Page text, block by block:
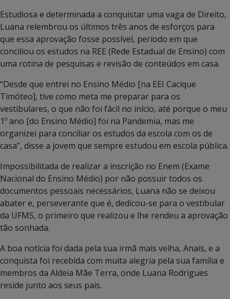
Estudiosa e determinada a conquistar uma vaga de Direito,
Luana relembrou os últimos três anos de esforços para
que essa aprovação fosse possível, período em que
conciliou os estudos na REE (Rede Estadual de Ensino) com
uma rotina de pesquisas e revisão de conteúdos em casa.
“Desde que entrei no Ensino Médio [na EEI Cacique
Timóteo], tive como meta me preparar para os
vestibulares, o que não foi fácil no início, até porque o meu
1º ano [do Ensino Médio] foi na Pandemia, mas me
organizei para conciliar os estudos da escola com os de
casa”, disse a jovem que sempre estudou em escola pública.
Impossibilitada de realizar a inscrição no Enem (Exame
Nacional do Ensino Médio) por não possuir todos os
documentos pessoais necessários, Luana não se deixou
abater e, perseverante que é, dedicou-se para o vestibular
da UFMS, o primeiro que realizou e lhe rendeu a aprovação
tão sonhada.
A boa notícia foi dada pela sua irmã mais velha, Anaís, e a
conquista foi recebida com muita alegria pela sua família e
membros da Aldeia Mãe Terra, onde Luana Rodrigues
reside junto aos seus pais.